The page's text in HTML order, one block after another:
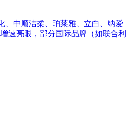
、中顺洁柔、珀莱雅、立白、纳爱
速亮眼，部分国际品牌（如联合利